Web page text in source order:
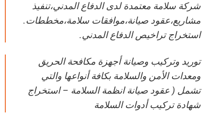
شركة سلامة معتمدة لدى الدفاع المدني،تنفيذ
مشاريع،عقود صيانة،موافقات سلامة،مخططات.
استخراج تراخيص الدفاع المدني.
توريد وتركيب وصيانة أجهزة مكافحة الحريق
ومعدات الأمن والسلامة بكافة أنواعها والتي
تشمل ( عقود صيانة انظمة السلامة – استخراج
شهادة تركيب أدوات السلامة